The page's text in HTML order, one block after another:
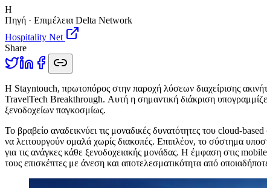
H
Πηγή · Επιμέλεια Delta Network
Hospitality Net
Share
Η Stayntouch, πρωτοπόρος στην παροχή λύσεων διαχείρισης
TravelTech Breakthrough. Αυτή η σημαντική διάκριση
ξενοδοχείων παγκοσμίως.
Το βραβείο αναδεικνύει τις μοναδικές δυνατότητες του cloud-
να λειτουργούν ομαλά χωρίς διακοπές. Επιπλέον, το σύστημα
για τις ανάγκες κάθε ξενοδοχειακής μονάδας. Η έμφαση στις
τους επισκέπτες με άνεση και αποτελεσματικότητα από